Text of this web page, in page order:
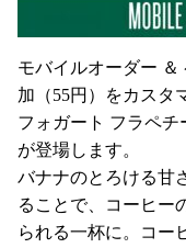
モバイルオーダー
加（55円）をカスタ
フォガート フラペチ
が登場します。
バナナのとろける甘
ることで、コーヒー
られる一杯に。コー